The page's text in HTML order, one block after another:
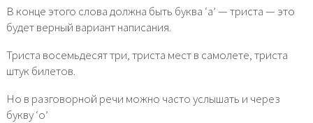
В конце этого слова должна быть буква ‘а’ — триста — это
будет верный вариант написания.
Триста восемьдесят три, триста мест в самолете, триста
штук билетов.
Но в разговорной речи можно часто услышать и через
букву ‘о’